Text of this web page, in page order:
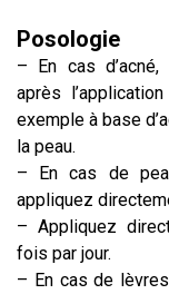
Posologie
– En cas
après
exemple à base
la peau.
– En cas de
appliquez
– Appliquez
fois par jour.
– En cas de